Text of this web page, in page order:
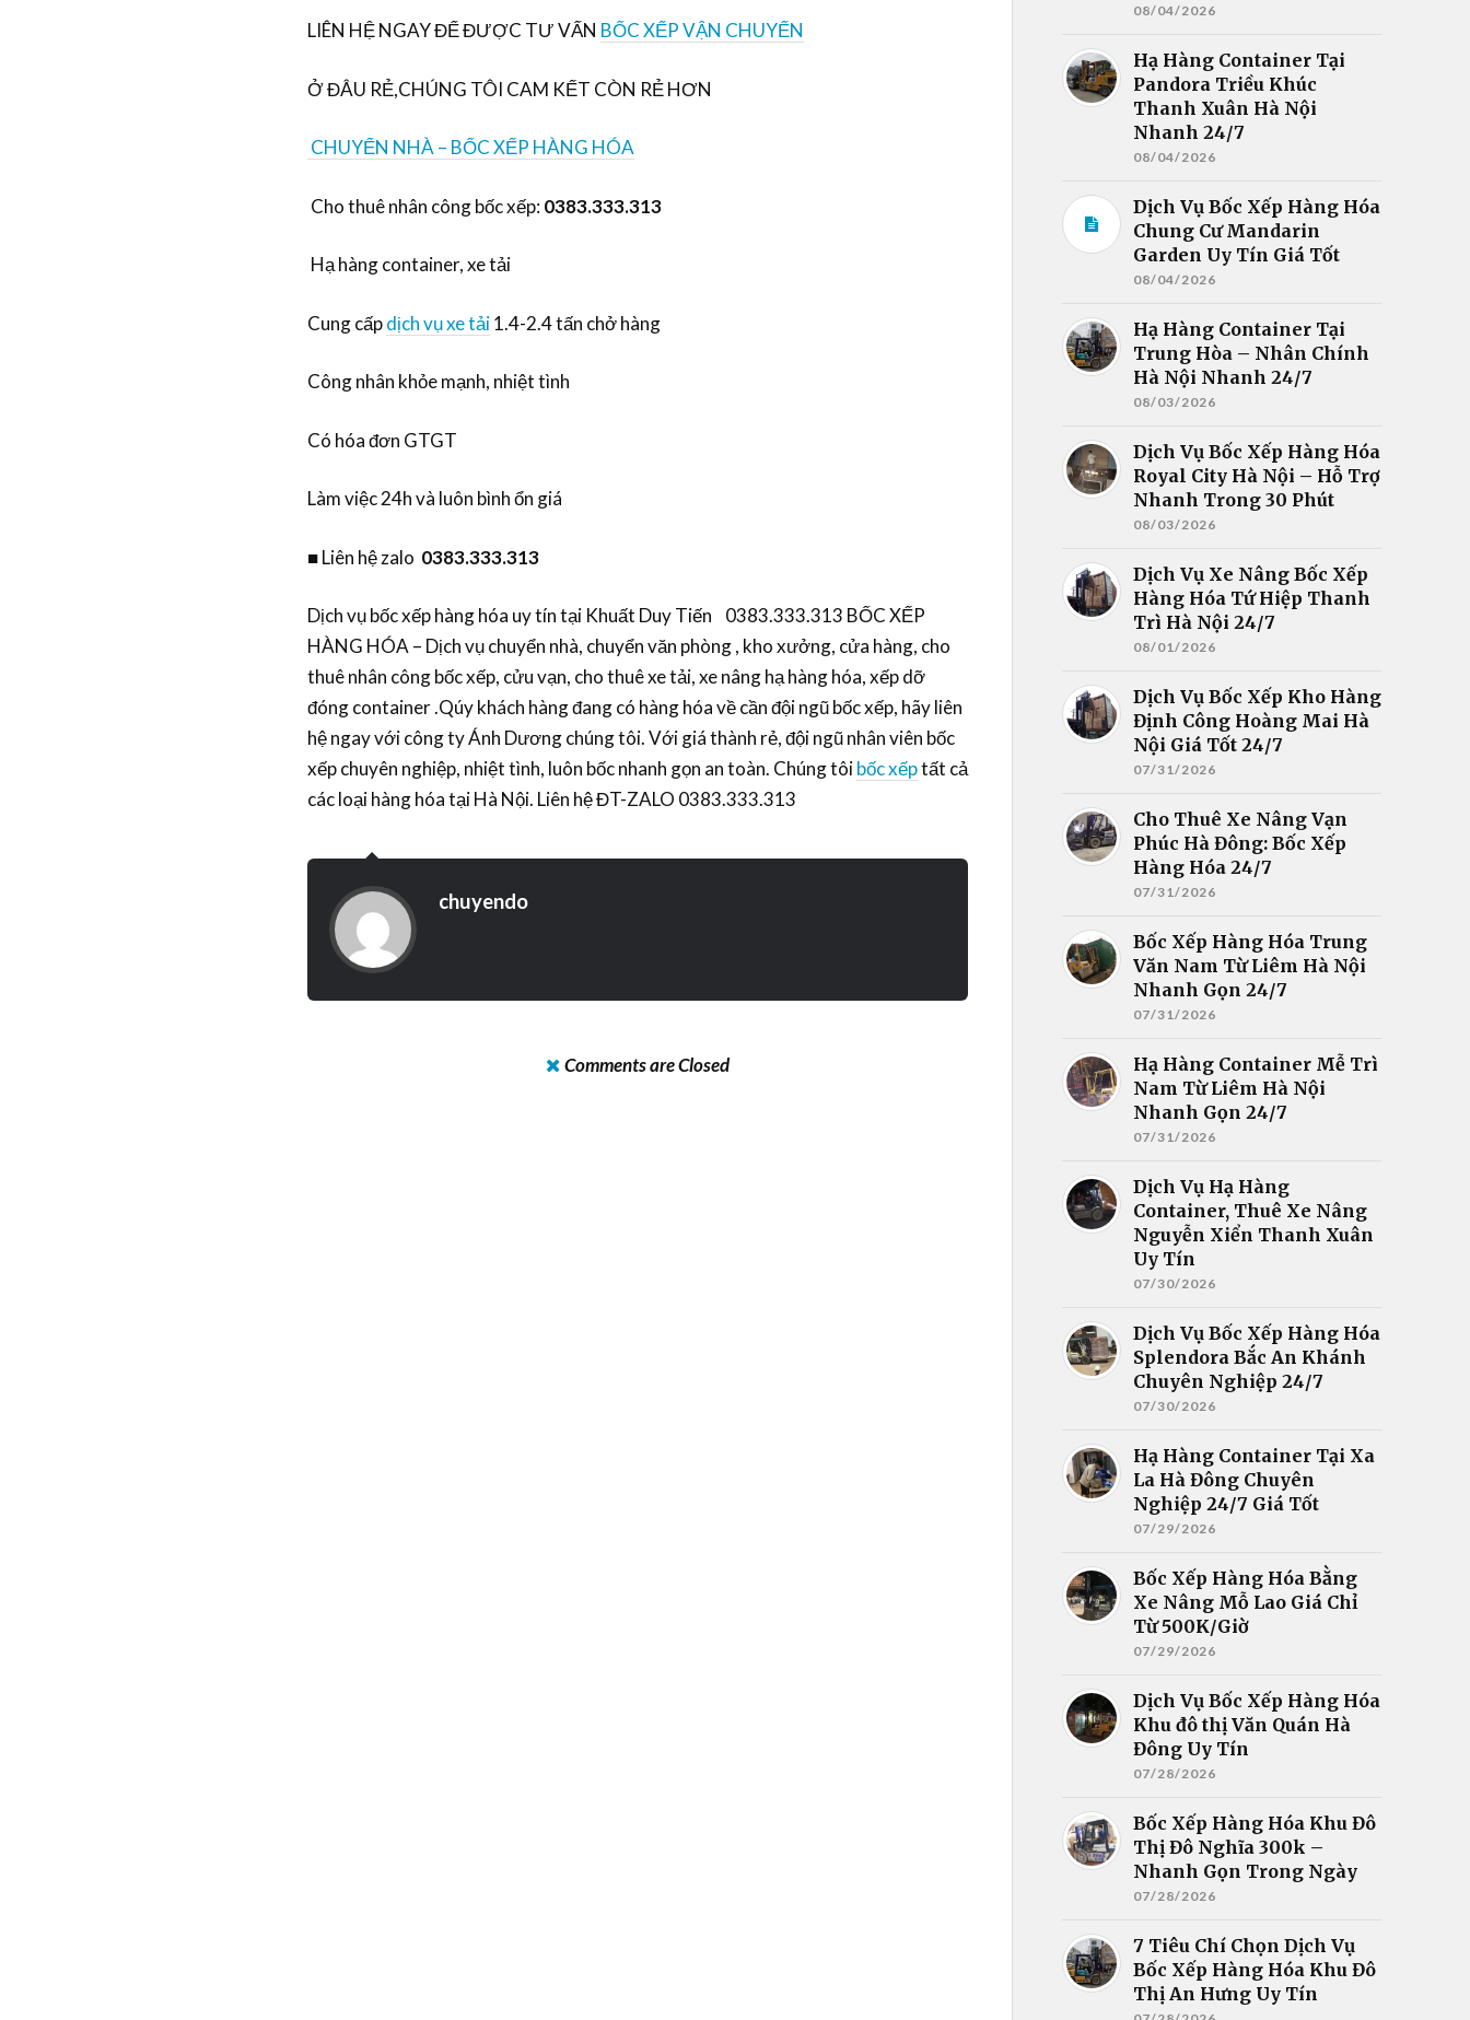
LIÊN HỆ NGAY ĐỂ ĐƯỢC TƯ VẤN BỐC XẾP VẬN CHUYỂN
Ở ĐÂU RẺ,CHÚNG TÔI CAM KẾT CÒN RẺ HƠN
CHUYỂN NHÀ – BỐC XẾP HÀNG HÓA
Cho thuê nhân công bốc xếp:0383.333.313
Hạ hàng container, xe tải
Cung cấpdịch vụ xe tải1.4-2.4 tấn chở hàng
Công nhân khỏe mạnh, nhiệt tình
Có hóa đơn GTGT
Làm việc 24h và luôn bình ổn giá
■ Liên hệ zalo 0383.333.313
Dịch vụ bốc xếp hàng hóa uy tín tại Khuất Duy Tiến 0383.333.313 BỐC XẾP
HÀNG HÓA – Dịch vụ chuyển nhà, chuyển văn phòng , kho xưởng, cửa hàng, cho
thuê nhân công bốc xếp, cửu vạn, cho thuê xe tải, xe nâng hạ hàng hóa, xếp dỡ
đóng container .Qúy khách hàng đang có hàng hóa về cần đội ngũ bốc xếp, hãy liên
hệ ngay với công ty Ánh Dương chúng tôi. Với giá thành rẻ, đội ngũ nhân viên bốc
xếp chuyên nghiệp, nhiệt tình, luôn bốc nhanh gọn an toàn. Chúng tôibốc xếptất cả
các loại hàng hóa tại Hà Nội. Liên hệ ĐT-ZALO 0383.333.313
chuyendo
Comments are Closed
08/04/2026
Hạ Hàng Container Tại
Pandora Triều Khúc
Thanh Xuân Hà Nội
Nhanh 24/7
08/04/2026
Dịch Vụ Bốc Xếp Hàng Hóa
Chung Cư Mandarin
Garden Uy Tín Giá Tốt
08/04/2026
Hạ Hàng Container Tại
Trung Hòa – Nhân Chính
Hà Nội Nhanh 24/7
08/03/2026
Dịch Vụ Bốc Xếp Hàng Hóa
Royal City Hà Nội – Hỗ Trợ
Nhanh Trong 30 Phút
08/03/2026
Dịch Vụ Xe Nâng Bốc Xếp
Hàng Hóa Tứ Hiệp Thanh
Trì Hà Nội 24/7
08/01/2026
Dịch Vụ Bốc Xếp Kho Hàng
Định Công Hoàng Mai Hà
Nội Giá Tốt 24/7
07/31/2026
Cho Thuê Xe Nâng Vạn
Phúc Hà Đông: Bốc Xếp
Hàng Hóa 24/7
07/31/2026
Bốc Xếp Hàng Hóa Trung
Văn Nam Từ Liêm Hà Nội
Nhanh Gọn 24/7
07/31/2026
Hạ Hàng Container Mễ Trì
Nam Từ Liêm Hà Nội
Nhanh Gọn 24/7
07/31/2026
Dịch Vụ Hạ Hàng
Container, Thuê Xe Nâng
Nguyễn Xiển Thanh Xuân
Uy Tín
07/30/2026
Dịch Vụ Bốc Xếp Hàng Hóa
Splendora Bắc An Khánh
Chuyên Nghiệp 24/7
07/30/2026
Hạ Hàng Container Tại Xa
La Hà Đông Chuyên
Nghiệp 24/7 Giá Tốt
07/29/2026
Bốc Xếp Hàng Hóa Bằng
Xe Nâng Mỗ Lao Giá Chỉ
Từ 500K/Giờ
07/29/2026
Dịch Vụ Bốc Xếp Hàng Hóa
Khu đô thị Văn Quán Hà
Đông Uy Tín
07/28/2026
Bốc Xếp Hàng Hóa Khu Đô
Thị Đô Nghĩa 300k –
Nhanh Gọn Trong Ngày
07/28/2026
7 Tiêu Chí Chọn Dịch Vụ
Bốc Xếp Hàng Hóa Khu Đô
Thị An Hưng Uy Tín